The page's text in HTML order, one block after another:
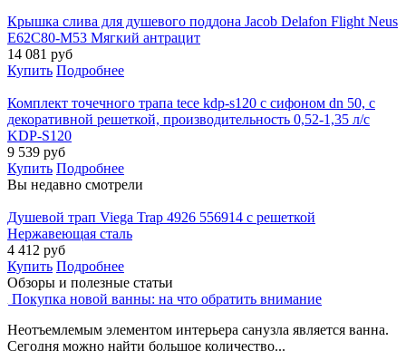
Крышка слива для душевого поддона Jacob Delafon Flight Neus
E62C80-M53 Мягкий антрацит
14 081 руб
Купить Подробнее
Комплект точечного трапа tece kdp-s120 с сифоном dn 50, с
декоративной решеткой, производительность 0,52-1,35 л/с
KDP-S120
9 539 руб
Купить Подробнее
Вы недавно смотрели
Душевой трап Viega Trap 4926 556914 с решеткой
Нержавеющая сталь
4 412 руб
Купить Подробнее
Обзоры и полезные статьи
Покупка новой ванны: на что обратить внимание
Неотъемлемым элементом интерьера санузла является ванна.
Сегодня можно найти большое количество...